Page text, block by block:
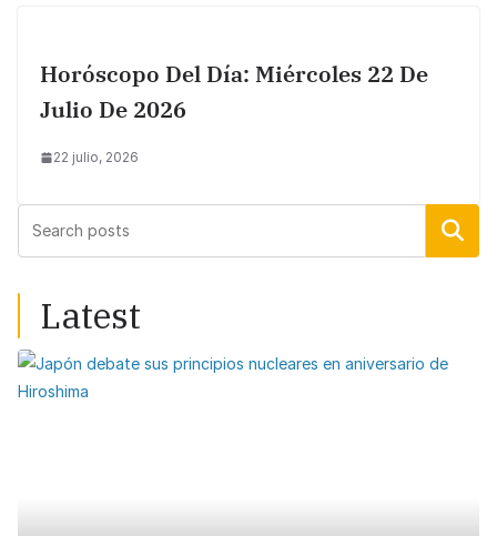
Horóscopo Del Día: Miércoles 22 De
Julio De 2026
22 julio, 2026
Buscar
Latest